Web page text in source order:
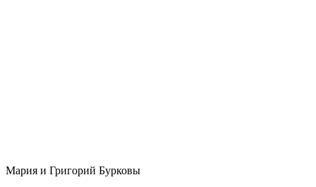
Мария и Григорий Бурковы